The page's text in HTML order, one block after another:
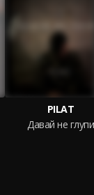
PILAT
Давай не глупи